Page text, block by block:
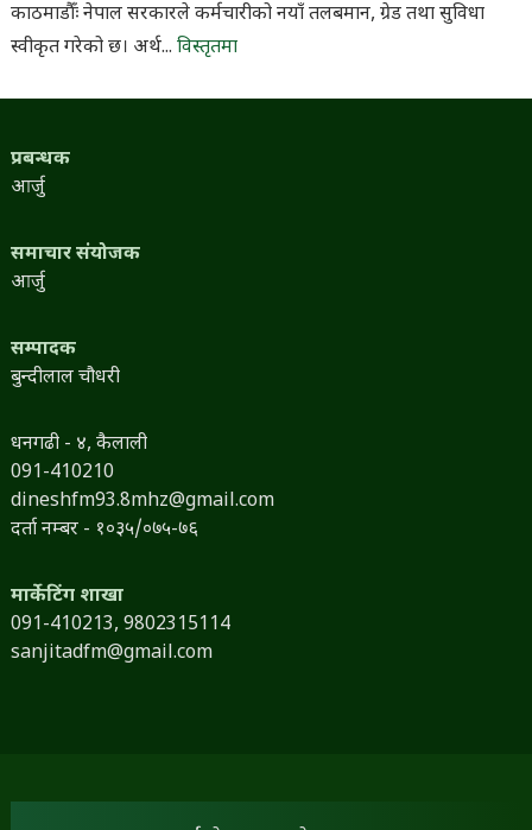
काठमाडौँः नेपाल सरकारले कर्मचारीको नयाँ तलबमान, ग्रेड तथा सुविधा
स्वीकृत गरेको छ। अर्थ... विस्तृतमा
प्रबन्धक
आर्जु
समाचार संयोजक
आर्जु
सम्पादक
बुन्दीलाल चौधरी
धनगढी - ४, कैलाली
091-410210
dineshfm93.8mhz@gmail.com
दर्ता नम्बर - १०३५/०७५-७६
मार्केटिंग शाखा
091-410213, 9802315114
sanjitadfm@gmail.com